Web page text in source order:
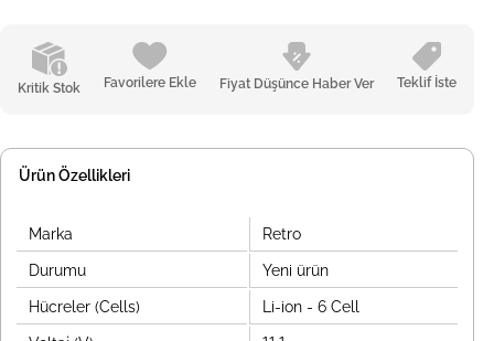
Kritik Stok Favorilere Ekle Fiyat Düşünce Haber Ver Teklif İste
Ürün Özellikleri
Marka Retro
Durumu Yeni ürün
Hücreler (Cells) Li-ion - 6 Cell